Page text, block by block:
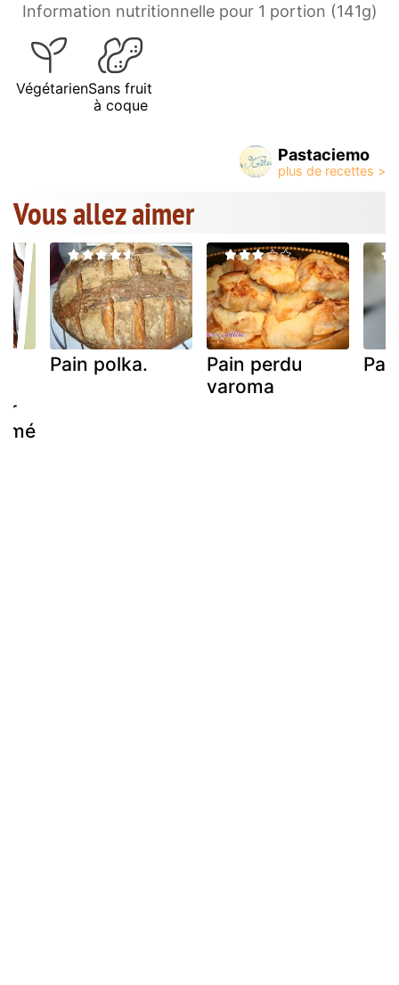
Information nutritionnelle pour 1 portion (141g)
VégétarienSans fruit
à coque
Pastaciemo
Vous allez aimer
Pain polka.
Pain perdu
varoma